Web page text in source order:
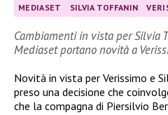
MEDIASET SILVIA TOFFANIN
Cambiamenti in vista per Silvia
Mediaset portano novità a
Novità in vista per Verissimo e
preso una decisione che
che la compagna di Piersilvio